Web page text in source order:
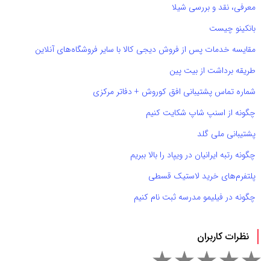
معرفی، نقد و بررسی شیلا
بانکینو چیست
مقایسه خدمات پس از فروش دیجی کالا با سایر فروشگاه‌های آنلاین
طریقه برداشت از بیت پین
شماره تماس پشتیبانی افق کوروش + دفاتر مرکزی
چگونه از اسنپ شاپ شکایت کنیم
پشتیبانی ملی گلد
چگونه رتبه ایرانیان در ویپاد را بالا ببریم
پلتفرم‌های خرید لاستیک قسطی
چگونه در فیلیمو مدرسه ثبت نام کنیم
نظرات کاربران